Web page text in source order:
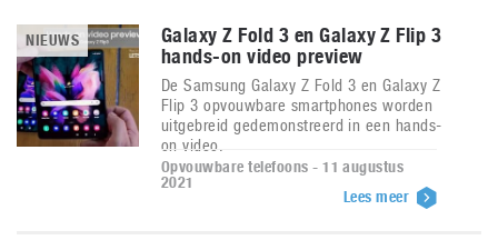
NIEUWS
Galaxy Z Fold 3 en Galaxy Z Flip 3
hands-on video preview
De Samsung Galaxy Z Fold 3 en Galaxy Z
Flip 3 opvouwbare smartphones worden
uitgebreid gedemonstreerd in een hands-
on video.
Opvouwbare telefoons - 11 augustus
2021
Lees meer